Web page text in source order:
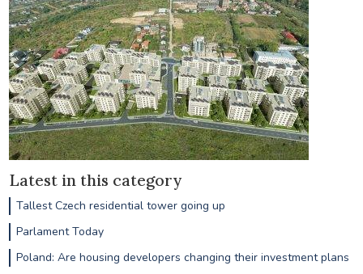
Latest in this category
Tallest Czech residential tower going up
Parlament Today
Poland: Are housing developers changing their investment plans